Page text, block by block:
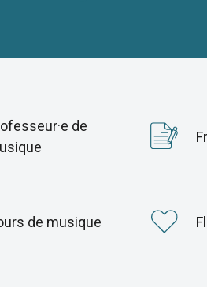
de
de musique